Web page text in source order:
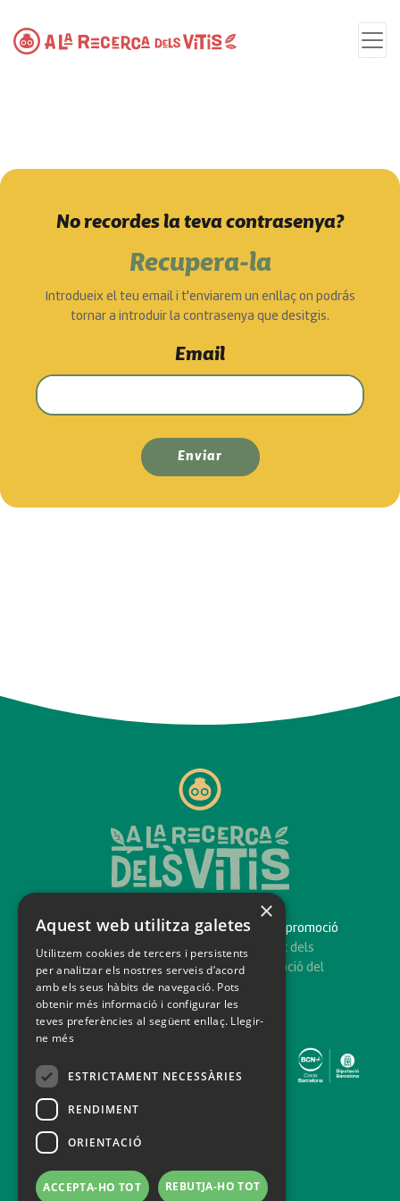
No recordes la teva contrasenya?
Recupera-la
Introdueix el teu email i t'enviarem un enllaç on podrás
tornar a introduir la contrasenya que desitgis.
Email
És un projecte impulsat pelConsorci de promoció
turística del Penedèsamb el suport dels
municipis participants, per a la promoció del
turisme familiar.
×
Aquest web utilitza galetes
Utilitzem cookies de tercers i persistents
per analitzar els nostres serveis d’acord
amb els seus hàbits de navegació. Pots
obtenir més informació i configurar les
teves preferències al següent enllaç. Llegir-
ne més
ESTRICTAMENT NECESSÀRIES
RENDIMENT
ORIENTACIÓ
ACCEPTA-HO TOT REBUTJA-HO TOT